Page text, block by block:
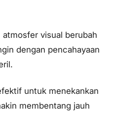
visual berubah
dengan pencahayaan
untuk menekankan
membentang jauh